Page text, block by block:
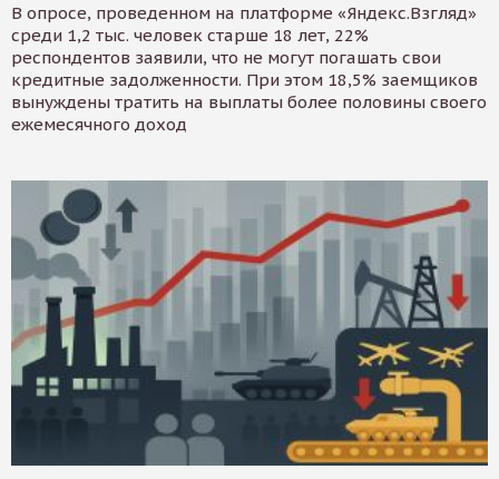
В опросе, проведенном на платформе «Яндекс.Взгляд»
среди 1,2 тыс. человек старше 18 лет, 22%
респондентов заявили, что не могут погашать свои
кредитные задолженности. При этом 18,5% заемщиков
вынуждены тратить на выплаты более половины своего
ежемесячного доход